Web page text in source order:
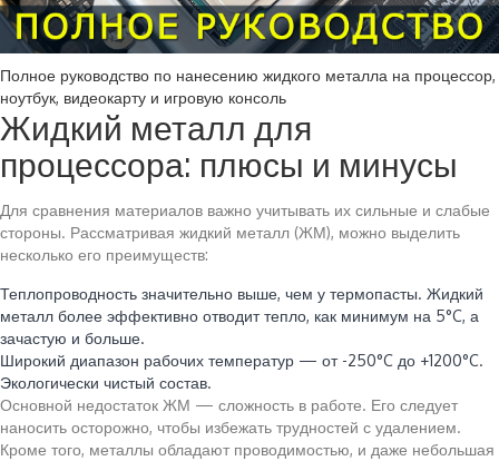
Полное руководство по нанесению жидкого металла на процессор,
ноутбук, видеокарту и игровую консоль
Жидкий металл для
процессора: плюсы и минусы
Для сравнения материалов важно учитывать их сильные и слабые
стороны. Рассматривая жидкий металл (ЖМ), можно выделить
несколько его преимуществ:
Теплопроводность значительно выше, чем у термопасты. Жидкий
металл более эффективно отводит тепло, как минимум на 5°C, а
зачастую и больше.
Широкий диапазон рабочих температур — от -250°C до +1200°C.
Экологически чистый состав.
Основной недостаток ЖМ — сложность в работе. Его следует
наносить осторожно, чтобы избежать трудностей с удалением.
Кроме того, металлы обладают проводимостью, и даже небольшая